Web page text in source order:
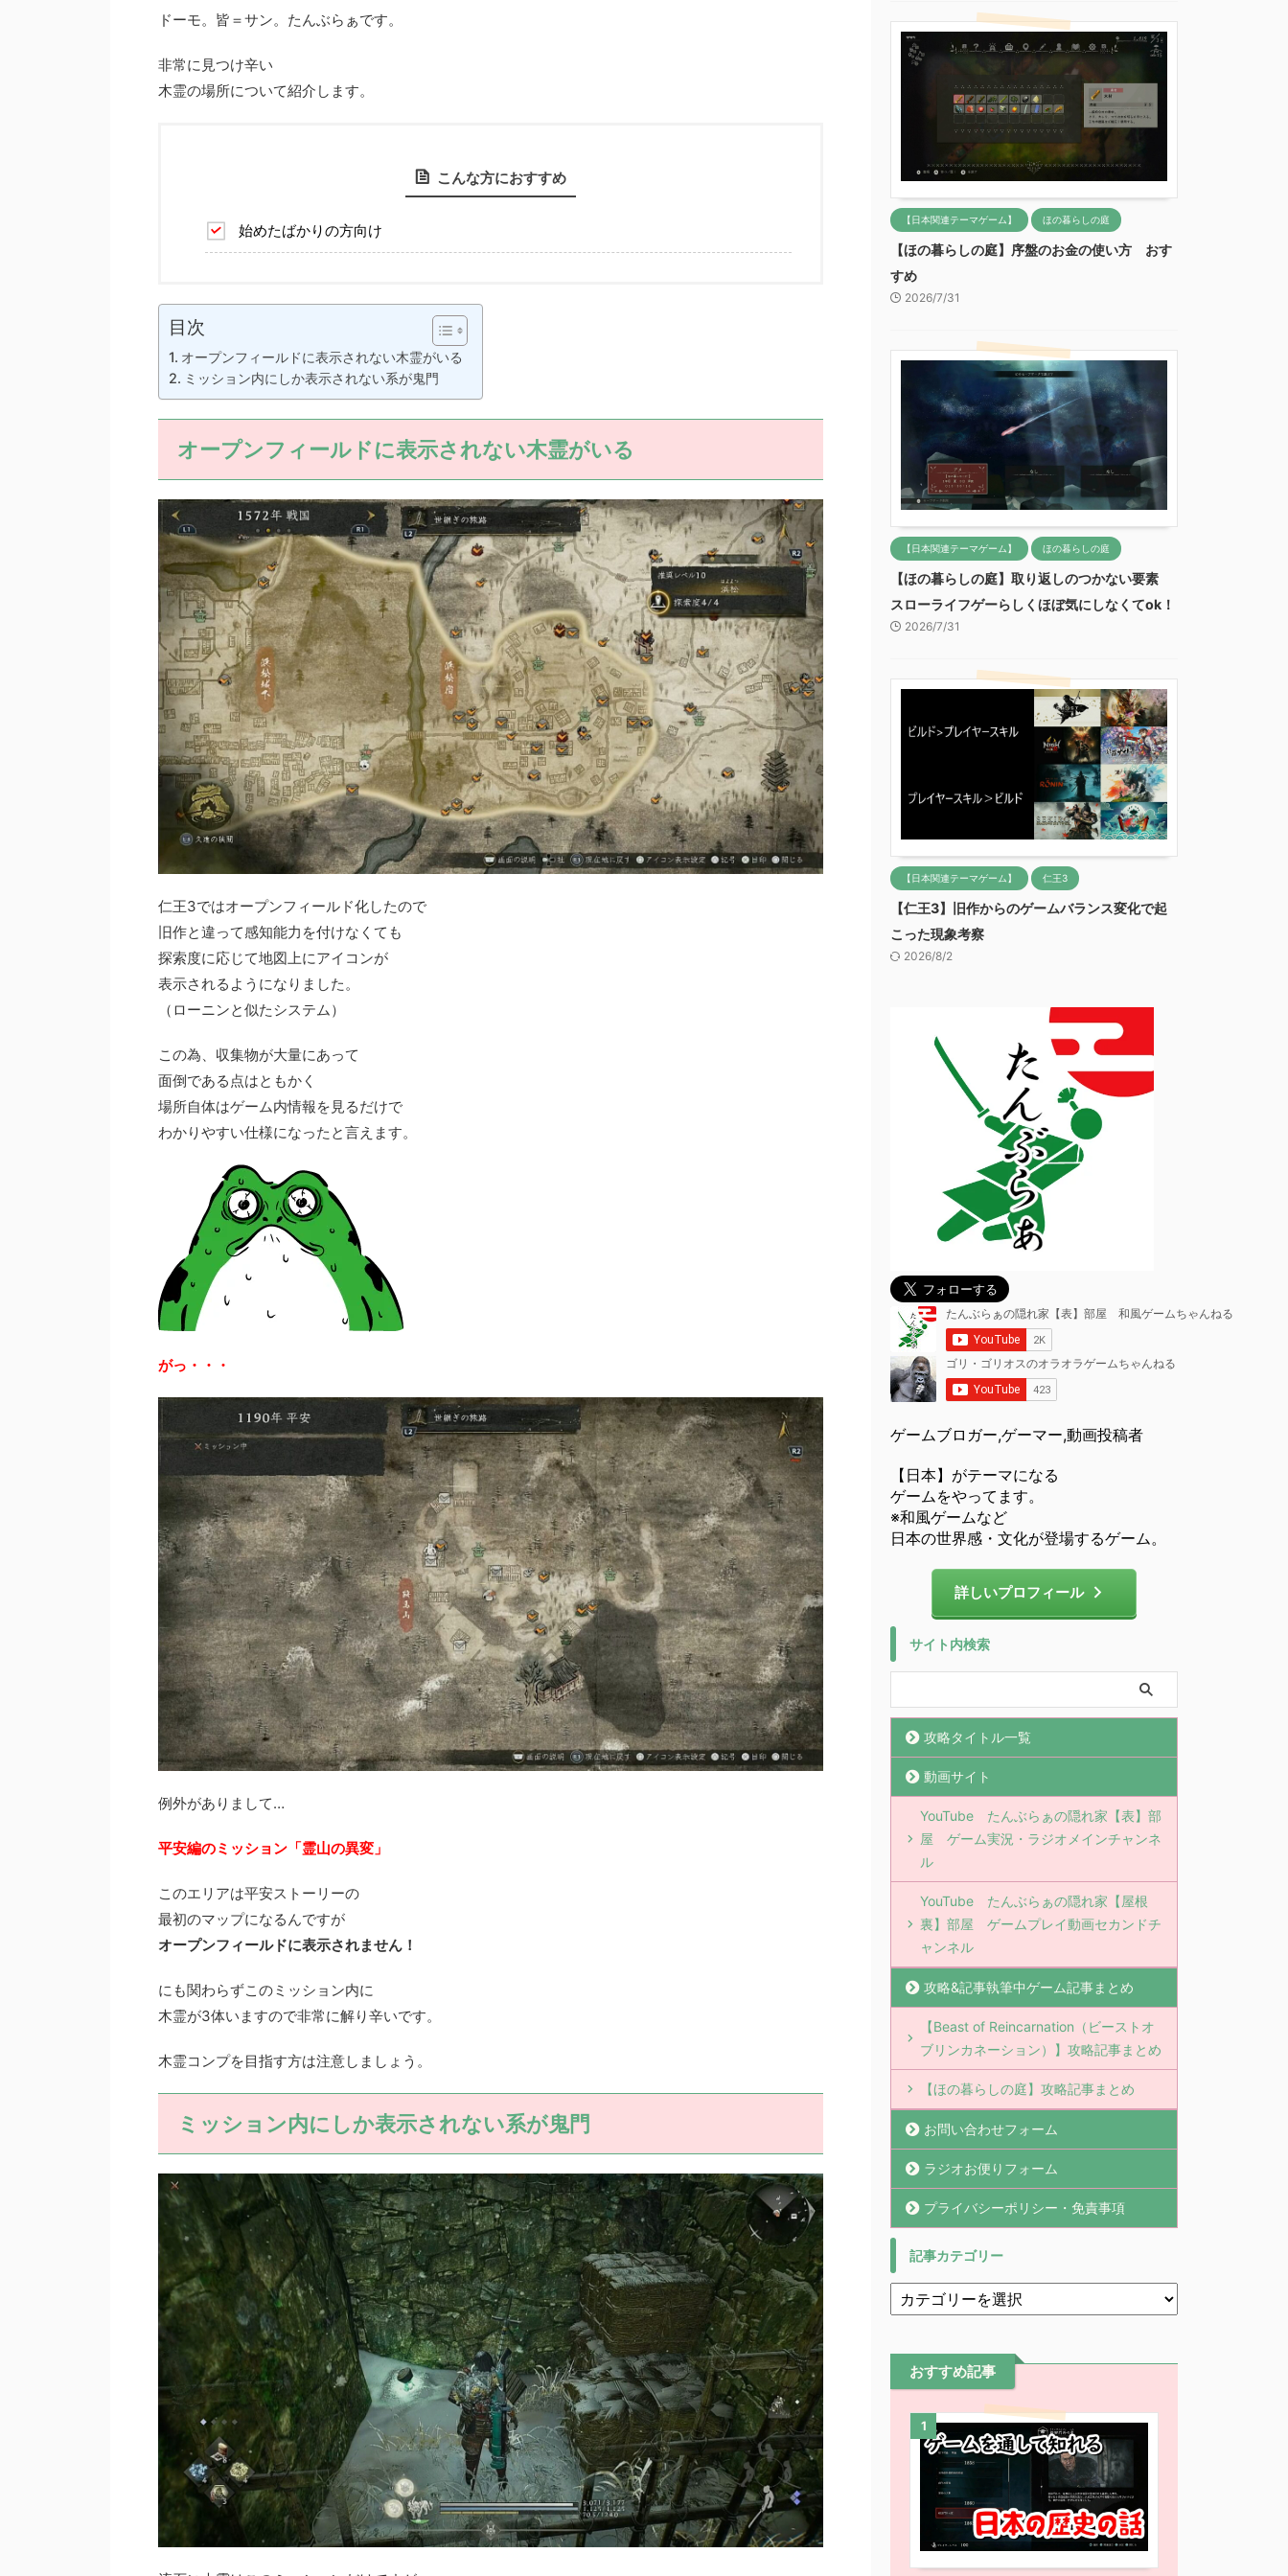
ドーモ。皆＝サン。たんぶらぁです。
非常に見つけ辛い
木霊の場所について紹介します。
こんな方におすすめ
始めたばかりの方向け
目次
オープンフィールドに表示されない木霊がいる
ミッション内にしか表示されない系が鬼門
オープンフィールドに表示されない木霊がいる
仁王3ではオープンフィールド化したので
旧作と違って感知能力を付けなくても
探索度に応じて地図上にアイコンが
表示されるようになりました。
（ローニンと似たシステム）
この為、収集物が大量にあって
面倒である点はともかく
場所自体はゲーム内情報を見るだけで
わかりやすい仕様になったと言えます。
がっ・・・
例外がありまして…
平安編のミッション「霊山の異変」
このエリアは平安ストーリーの
最初のマップになるんですが
オープンフィールドに表示されません！
にも関わらずこのミッション内に
木霊が3体いますので非常に解り辛いです。
木霊コンプを目指す方は注意しましょう。
ミッション内にしか表示されない系が鬼門
【日本関連テーマゲーム】 ほの暮らしの庭
【ほの暮らしの庭】序盤のお金の使い方 おす
すめ
2026/7/31
【日本関連テーマゲーム】 ほの暮らしの庭
【ほの暮らしの庭】取り返しのつかない要素
スローライフゲーらしくほぼ気にしなくてok！
2026/7/31
【日本関連テーマゲーム】 仁王3
【仁王3】旧作からのゲームバランス変化で起
こった現象考察
2026/8/2
ゲームブロガー,ゲーマー,動画投稿者
【日本】がテーマになる
ゲームをやってます。
※和風ゲームなど
日本の世界感・文化が登場するゲーム。
詳しいプロフィール
サイト内検索
攻略タイトル一覧
動画サイト
YouTube たんぶらぁの隠れ家【表】部
屋 ゲーム実況・ラジオメインチャンネ
ル
YouTube たんぶらぁの隠れ家【屋根
裏】部屋 ゲームプレイ動画セカンドチ
ャンネル
攻略&記事執筆中ゲーム記事まとめ
【Beast of Reincarnation（ビーストオ
ブリンカネーション）】攻略記事まとめ
【ほの暮らしの庭】攻略記事まとめ
お問い合わせフォーム
ラジオお便りフォーム
プライバシーポリシー・免責事項
記事カテゴリー
おすすめ記事
1